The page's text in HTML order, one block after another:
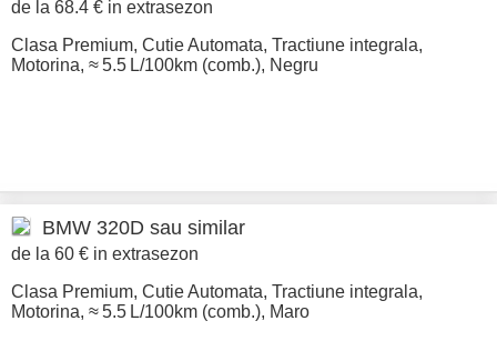
de la 68.4 € in extrasezon
Clasa Premium, Cutie Automata, Tractiune integrala,
Motorina, ≈ 5.5 L/100km (comb.), Negru
BMW 320D sau similar
de la 60 € in extrasezon
Clasa Premium, Cutie Automata, Tractiune integrala,
Motorina, ≈ 5.5 L/100km (comb.), Maro